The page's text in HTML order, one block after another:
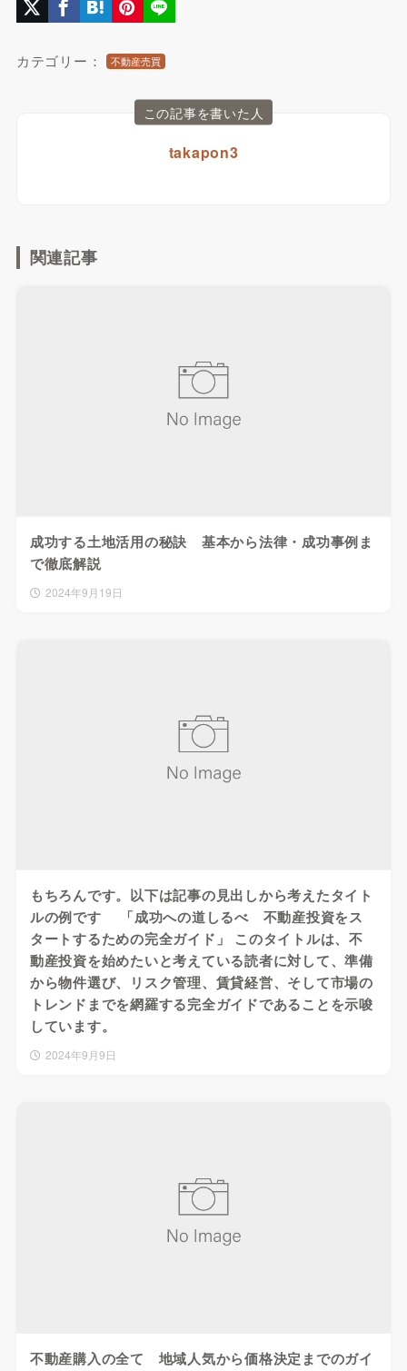
カテゴリー： 不動産売買
この記事を書いた人
takapon3
関連記事
成功する土地活用の秘訣 基本から法律・成功事例ま
で徹底解説
2024年9月19日
もちろんです。以下は記事の見出しから考えたタイト
ルの例です 「成功への道しるべ 不動産投資をス
タートするための完全ガイド」 このタイトルは、不
動産投資を始めたいと考えている読者に対して、準備
から物件選び、リスク管理、賃貸経営、そして市場の
トレンドまでを網羅する完全ガイドであることを示唆
しています。
2024年9月9日
不動産購入の全て 地域人気から価格決定までのガイ